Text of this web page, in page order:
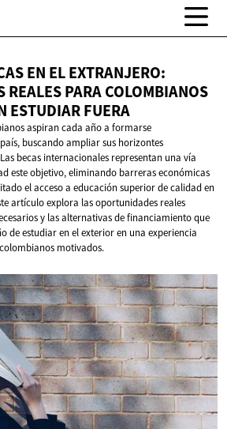
EN EL EXTRANJERO:
REALES PARA COLOMBIANOS
ESTUDIAR FUERA
aspiran cada año a formarse
buscando ampliar sus horizontes
becas internacionales representan una vía
este objetivo, eliminando barreras económicas
el acceso a educación superior de calidad en
artículo explora las oportunidades reales
y las alternativas de financiamiento que
de estudiar en el exterior en una experiencia
motivados.